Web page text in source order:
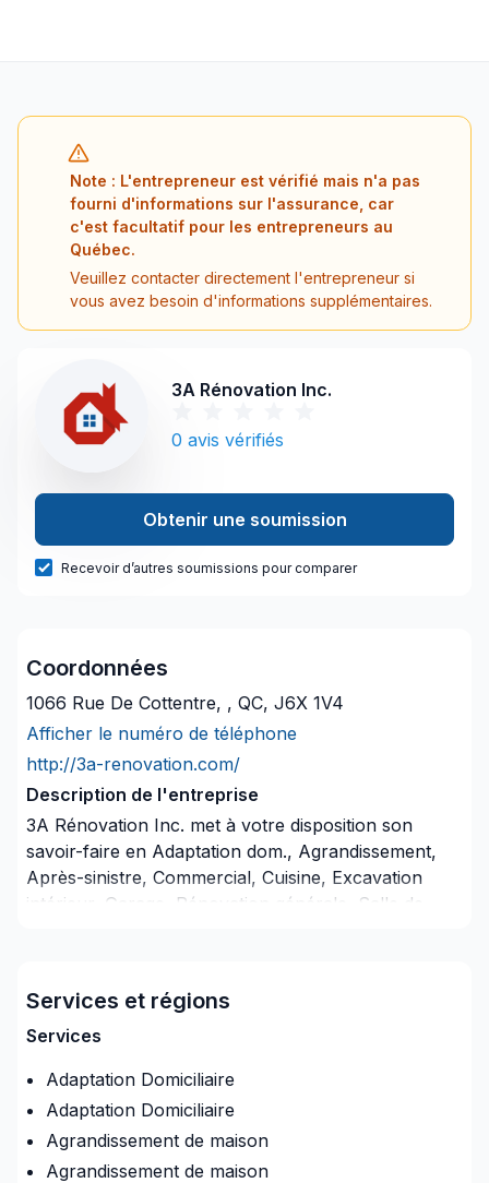
Note : L'entrepreneur est vérifié mais n'a pas
fourni d'informations sur l'assurance, car
c'est facultatif pour les entrepreneurs au
Québec.
Veuillez contacter directement l'entrepreneur si
vous avez besoin d'informations supplémentaires.
3A Rénovation Inc.
0 avis vérifiés
Obtenir une soumission
Recevoir d’autres soumissions pour comparer
Coordonnées
1066 Rue De Cottentre, , QC, J6X 1V4
Afficher le numéro de téléphone
http://3a-renovation.com/
Description de l'entreprise
3A Rénovation Inc. met à votre disposition son
savoir-faire en Adaptation dom., Agrandissement,
Après-sinistre, Commercial, Cuisine, Excavation
intérieur, Garage, Rénovation générale, Salle de
exigences, vos délais et votre vision. Transformons
ensemble vos idées en réalité. Contactez-nous dès
service d'exception, centré sur vos besoins et vos
aspirations.
Services et régions
Services
Adaptation Domiciliaire
Adaptation Domiciliaire
Agrandissement de maison
Agrandissement de maison